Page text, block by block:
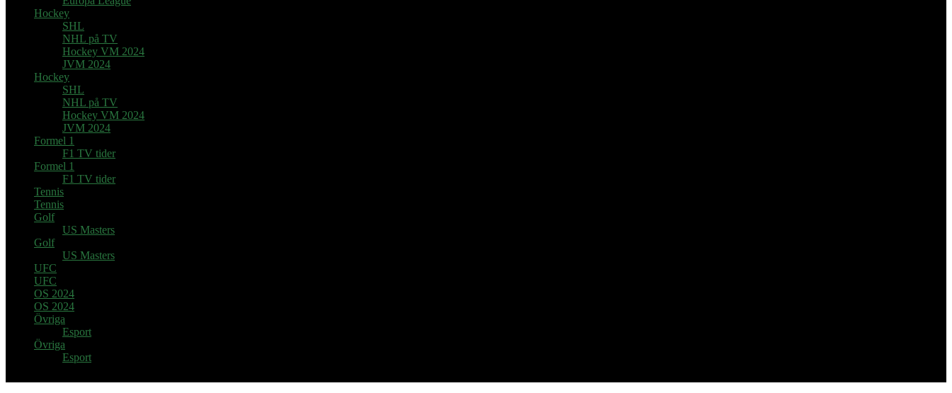
Hockey
SHL
NHL på TV
Hockey VM 2024
JVM 2024
Hockey
SHL
NHL på TV
Hockey VM 2024
JVM 2024
Formel 1
F1 TV tider
Formel 1
F1 TV tider
Tennis
Tennis
Golf
US Masters
Golf
US Masters
UFC
UFC
OS 2024
OS 2024
Övriga
Esport
Övriga
Esport